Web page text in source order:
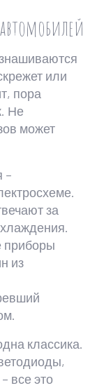
или
пора
Не
может
–
за
приборы
из
классика.
все это